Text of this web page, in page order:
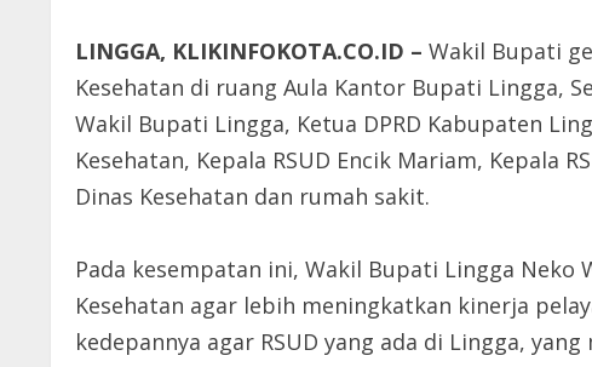
LINGGA, KLIKINFOKOTA.CO.ID – Wakil Bupati
Kesehatan di ruang Aula Kantor Bupati Lingga,
Wakil Bupati Lingga, Ketua DPRD Kabupaten
Kesehatan, Kepala RSUD Encik Mariam, Kepala
Dinas Kesehatan dan rumah sakit.
Pada kesempatan ini, Wakil Bupati Lingga Neko
Kesehatan agar lebih meningkatkan kinerja
kedepannya agar RSUD yang ada di Lingga,